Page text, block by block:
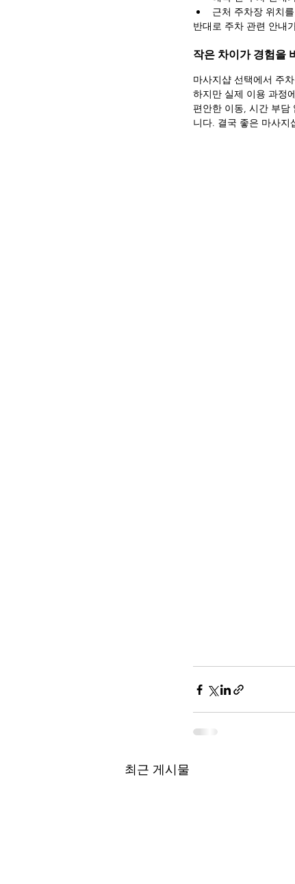
근처 주차장 위치
반대로 주차 관련 안내
작은 차이가 경험을
마사지샵 선택에서 주
하지만 실제 이용 과정
편안한 이동, 시간 부담
니다. 결국 좋은 마사지
최근 게시물